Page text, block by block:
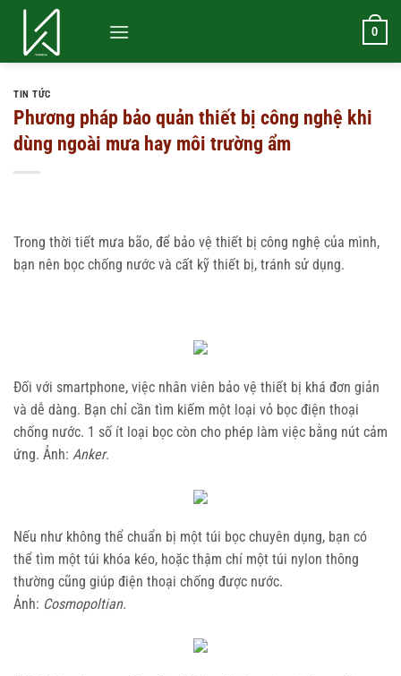
0
TIN TỨC
Phương pháp bảo quản thiết bị công nghệ khi
dùng ngoài mưa hay môi trường ẩm
Trong thời tiết mưa bão, để bảo vệ thiết bị công nghệ của mình,
bạn nên bọc chống nước và cất kỹ thiết bị, tránh sử dụng.
Đối với smartphone, việc nhân viên bảo vệ thiết bị khá đơn giản
và dễ dàng. Bạn chỉ cần tìm kiếm một loại vỏ bọc điện thoại
chống nước. 1 số ít loại bọc còn cho phép làm việc bằng nút cảm
ứng. Ảnh: Anker.
Nếu như không thể chuẩn bị một túi bọc chuyên dụng, bạn có
thể tìm một túi khóa kéo, hoặc thậm chí một túi nylon thông
thường cũng giúp điện thoại chống được nước.
Ảnh: Cosmopoltian.